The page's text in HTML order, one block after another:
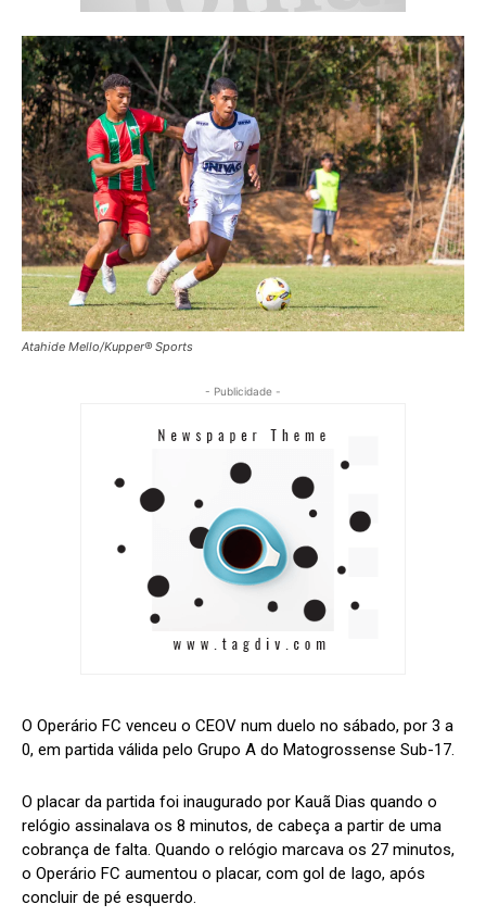
Atahide Mello/Kupper® Sports
- Publicidade -
O Operário FC venceu o CEOV num duelo no sábado, por 3 a
0, em partida válida pelo Grupo A do Matogrossense Sub-17.
O placar da partida foi inaugurado por Kauã Dias quando o
relógio assinalava os 8 minutos, de cabeça a partir de uma
cobrança de falta. Quando o relógio marcava os 27 minutos,
o Operário FC aumentou o placar, com gol de Iago, após
concluir de pé esquerdo.